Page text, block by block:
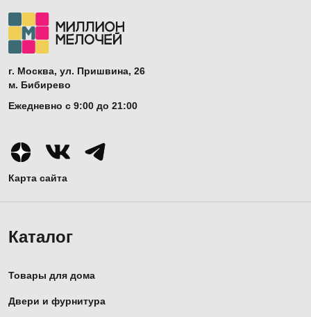
г. Москва, ул. Пришвина, 26
м. Бибирево
Ежедневно с 9:00 до 21:00
Карта сайта
Каталог
Товары для дома
Двери и фурнитура